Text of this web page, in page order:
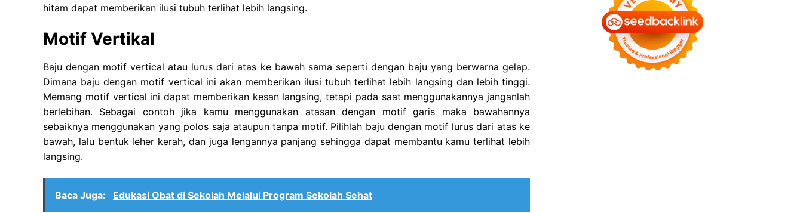
hitam dapat memberikan ilusi tubuh terlihat lebih langsing.
Motif Vertikal
Baju dengan motif vertical atau lurus dari atas ke bawah sama seperti dengan baju yang berwarna gelap.
Dimana baju dengan motif vertical ini akan memberikan ilusi tubuh terlihat lebih langsing dan lebih tinggi.
Memang motif vertical ini dapat memberikan kesan langsing, tetapi pada saat menggunakannya janganlah
berlebihan. Sebagai contoh jika kamu menggunakan atasan dengan motif garis maka bawahannya
sebaiknya menggunakan yang polos saja ataupun tanpa motif. Pilihlah baju dengan motif lurus dari atas ke
bawah, lalu bentuk leher kerah, dan juga lengannya panjang sehingga dapat membantu kamu terlihat lebih
langsing.
Baca Juga: Edukasi Obat di Sekolah Melalui Program Sekolah Sehat